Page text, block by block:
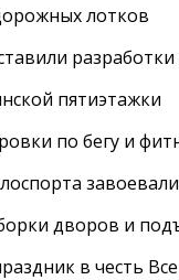
лотков
пятиэтажки
по бегу и
дворов и
в честь